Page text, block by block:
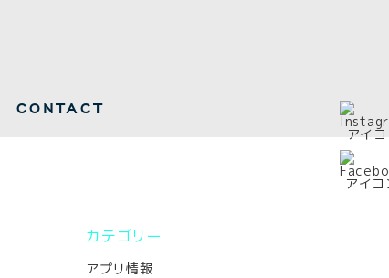
CONTACT
カテゴリー
アプリ情報